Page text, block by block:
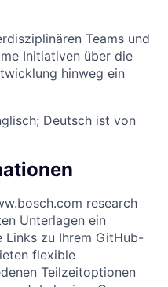
Teams und
Initiativen über die
hinweg ein
Deutsch ist von
research
Unterlagen ein
Links zu Ihrem GitHub-
flexible
Teilzeitoptionen